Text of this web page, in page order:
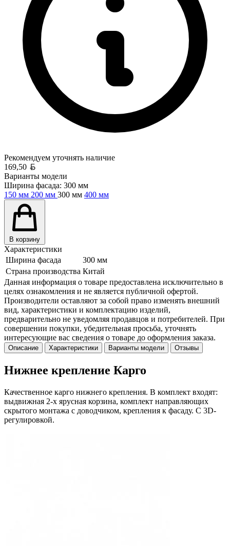
Рекомендуем уточнять наличие
169,50
Варианты модели
Ширина фасада: 300 мм
150 мм 200 мм 300 мм 400 мм
В корзину
Характеристики
Ширина фасада
300 мм
Страна производства Китай
Данная информация о товаре предоставлена исключительно в
целях ознакомления и не является публичной офертой.
Производители оставляют за собой право изменять внешний
вид, характеристики и комплектацию изделий,
предварительно не уведомляя продавцов и потребителей. При
совершении покупки, убедительная просьба, уточнять
интересующие вас сведения о товаре до оформления заказа.
Описание Характеристики Варианты модели Отзывы
Нижнее крепление Карго
Качественное карго нижнего крепления. В комплект входят:
выдвижная 2-х ярусная корзина, комплект направляющих
скрытого монтажа с доводчиком, крепления к фасаду. С 3D-
регулировкой.